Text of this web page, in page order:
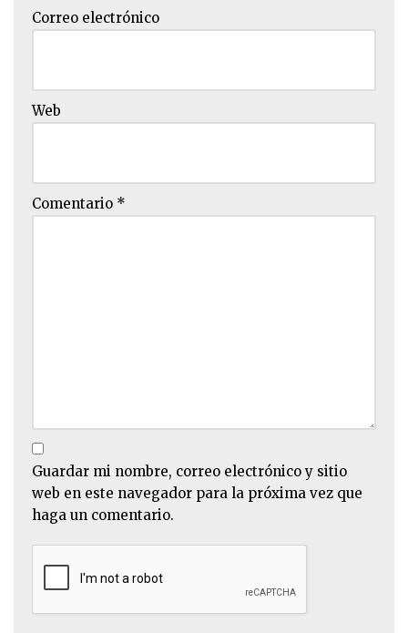
Correo electrónico
Web
Comentario *
Guardar mi nombre, correo electrónico y sitio
web en este navegador para la próxima vez que
haga un comentario.